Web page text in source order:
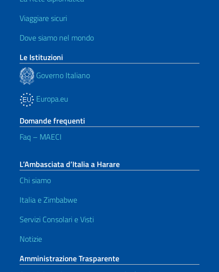
Viaggiare sicuri
Dove siamo nel mondo
Le Istituzioni
Governo Italiano
Europa.eu
Domande frequenti
Faq – MAECI
L’Ambasciata d’Italia a Harare
Chi siamo
Italia e Zimbabwe
Servizi Consolari e Visti
Notizie
Amministrazione Trasparente